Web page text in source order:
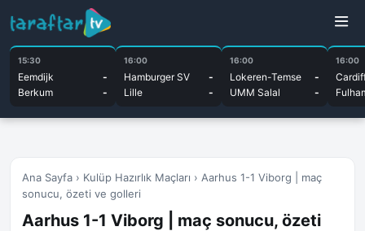
15:30
Eemdijk
-
Berkum
-
16:00
Hamburger SV
-
Lille
-
16:00
Lokeren-Temse
-
UMM Salal
-
16:00
Ana Sayfa › Kulüp Hazırlık Maçları › Aarhus 1-1 Viborg | maç
sonucu, özeti ve golleri
Aarhus 1-1 Viborg | maç sonucu, özeti